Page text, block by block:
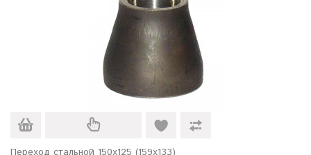
Переход стальной 150х125 (159х133)